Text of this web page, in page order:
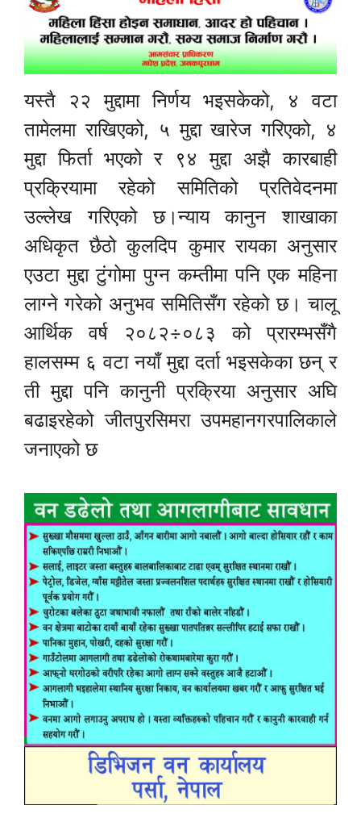
यस्तै २२ मुद्दामा निर्णय भइसकेको, ४ वटा
तामेलमा राखिएको, ५ मुद्दा खारेज गरिएको, ४
मुद्दा फिर्ता भएको र ९४ मुद्दा अझै कारबाही
प्रक्रियामा रहेको समितिको प्रतिवेदनमा
उल्लेख गरिएको छ।न्याय कानुन शाखाका
अधिकृत छैठो कुलदिप कुमार रायका अनुसार
एउटा मुद्दा टुंगोमा पुग्न कम्तीमा पनि एक महिना
लाग्ने गरेको अनुभव समितिसँग रहेको छ। चालू
आर्थिक वर्ष २०८२÷०८३ को प्रारम्भसँगै
हालसम्म ६ वटा नयाँ मुद्दा दर्ता भइसकेका छन् र
ती मुद्दा पनि कानुनी प्रक्रिया अनुसार अघि
बढाइरहेको जीतपुरसिमरा उपमहानगरपालिकाले
जनाएको छ